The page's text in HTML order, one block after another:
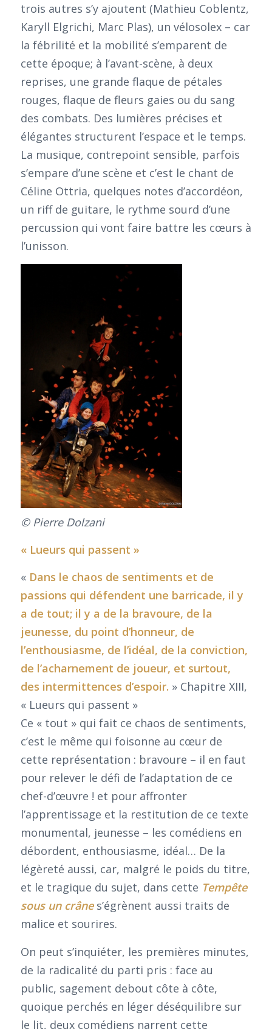
trois autres s’y ajoutent (Mathieu Coblentz,
Karyll Elgrichi, Marc Plas), un vélosolex – car
la fébrilité et la mobilité s’emparent de
cette époque; à l’avant-scène, à deux
reprises, une grande flaque de pétales
rouges, flaque de fleurs gaies ou du sang
des combats. Des lumières précises et
élégantes structurent l’espace et le temps.
La musique, contrepoint sensible, parfois
s’empare d’une scène et c’est le chant de
Céline Ottria, quelques notes d’accordéon,
un riff de guitare, le rythme sourd d’une
percussion qui vont faire battre les cœurs à
l’unisson.
© Pierre Dolzani
« Lueurs qui passent »
« Dans le chaos de sentiments et de
passions qui défendent une barricade, il y
a de tout; il y a de la bravoure, de la
jeunesse, du point d’honneur, de
l’enthousiasme, de l’idéal, de la conviction,
de l’acharnement de joueur, et surtout,
des intermittences d’espoir. » Chapitre XIII,
« Lueurs qui passent »
Ce « tout » qui fait ce chaos de sentiments,
c’est le même qui foisonne au cœur de
cette représentation : bravoure – il en faut
pour relever le défi de l’adaptation de ce
chef-d’œuvre ! et pour affronter
l’apprentissage et la restitution de ce texte
monumental, jeunesse – les comédiens en
débordent, enthousiasme, idéal… De la
légèreté aussi, car, malgré le poids du titre,
et le tragique du sujet, dans cette Tempête
sous un crânes’égrènent aussi traits de
malice et sourires.
On peut s’inquiéter, les premières minutes,
de la radicalité du parti pris : face au
public, sagement debout côte à côte,
quoique perchés en léger déséquilibre sur
le lit, deux comédiens narrent cette